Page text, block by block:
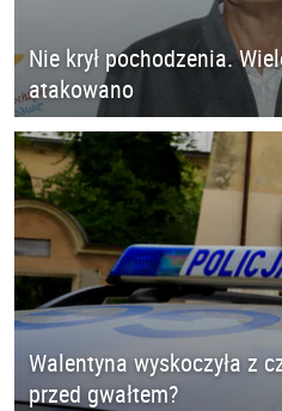
Nie krył pochodzenia.
atakowano
Walentyna wyskoczyła z
przed gwałtem?